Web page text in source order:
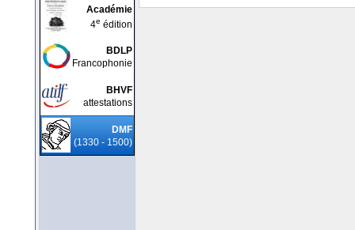
Académie
4e édition
BDLP
Francophonie
BHVF
attestations
DMF
(1330 - 1500)